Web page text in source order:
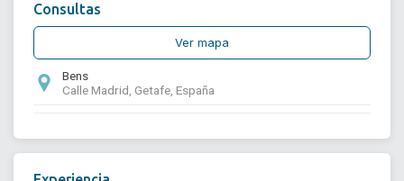
Consultas
Ver mapa
Bens
Calle Madrid, Getafe, España